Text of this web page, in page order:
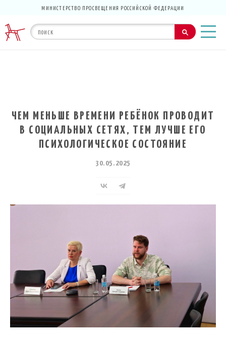
МИНИСТЕРСТВО ПРОСВЕЩЕНИЯ РОССИЙСКОЙ ФЕДЕРАЦИИ
ЧЕМ МЕНЬШЕ ВРЕМЕНИ РЕБЁНОК ПРОВОДИТ
В СОЦИАЛЬНЫХ СЕТЯХ, ТЕМ ЛУЧШЕ ЕГО
ПСИХОЛОГИЧЕСКОЕ СОСТОЯНИЕ
30.05.2025